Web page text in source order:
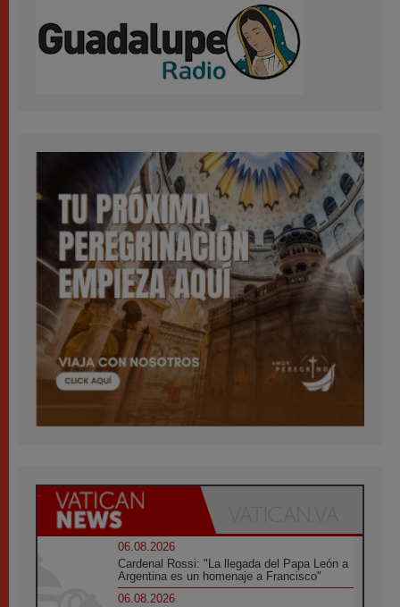
06.08.2026
Cardenal Rossi: "La llegada del Papa León a
Argentina es un homenaje a Francisco"
06.08.2026